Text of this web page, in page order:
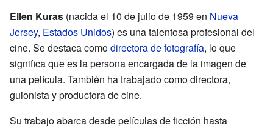
Ellen Kuras (nacida el 10 de julio de 1959 en Nueva
Jersey, Estados Unidos) es una talentosa profesional del
cine. Se destaca comodirectora de fotografía, lo que
significa que es la persona encargada de la imagen de
una película. También ha trabajado como directora,
guionista y productora de cine.
Su trabajo abarca desde películas de ficción hasta